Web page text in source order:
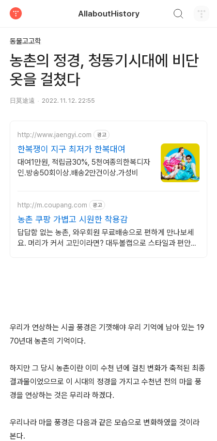
AllaboutHistory
동물고고학
농촌의 정경, 청동기시대에 비단
옷을 걸쳤다
日莫途遠 2022. 11. 12. 22:55
http://www.jaengyi.com 광고
한복쟁이 지구 최저가 한복대여
대여1만원, 적립금30%, 5천여종의한복디자
인.방송50회이상.배송2만건이상.가성비
http://m.coupang.com 광고
농촌 쿠팡 가볍고 시원한 착용감
답답함 없는 농촌, 와우회원 무료배송으로 편하게 만나보세
요. 머리가 커서 고민이라면? 대두볼캡으로 스타일과 편안함
우리가 연상하는 시골 풍경은 기껏해야 우리 기억에 남아 있는 19
70년대 농촌의 기억이다.
하지만 그 당시 농촌이란 이미 수천 년에 걸친 변화가 축적된 최종
결과물이었으므로 이 시대의 정경을 가지고 수천년 전의 마을 풍
경을 연상하는 것은 무리라 하겠다.
우리나라 마을 풍경은 다음과 같은 모습으로 변화하였을 것이라
본다.